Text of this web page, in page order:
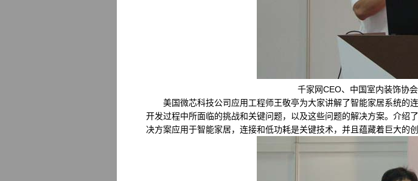
千家网CEO、中国室内装饰协
美国微芯科技公司应用工程师王敬亭为大家讲解了智能家居系统的
开发过程中所面临的挑战和关键问题，以及这些问题的解决方案。介绍
决方案应用于智能家居，连接和低功耗是关键技术，并且蕴藏着巨大的